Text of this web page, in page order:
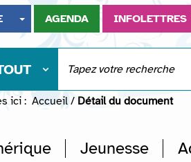
AGENDA INFOLETTRES
ici : Accueil / Détail du document
Jeunesse